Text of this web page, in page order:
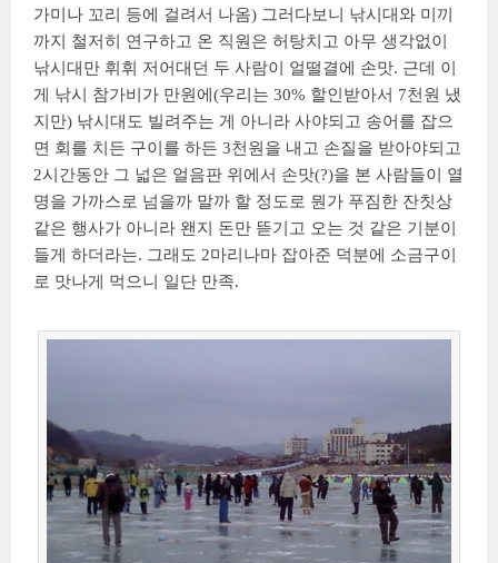
가미나 꼬리 등에 걸려서 나옴) 그러다보니 낚시대와 미끼
까지 철저히 연구하고 온 직원은 허탕치고 아무 생각없이
낚시대만 휘휘 저어대던 두 사람이 얼떨결에 손맛. 근데 이
게 낚시 참가비가 만원에(우리는 30% 할인받아서 7천원 냈
지만) 낚시대도 빌려주는 게 아니라 사야되고 송어를 잡으
면 회를 치든 구이를 하든 3천원을 내고 손질을 받아야되고
2시간동안 그 넓은 얼음판 위에서 손맛(?)을 본 사람들이 열
명을 가까스로 넘을까 말까 할 정도로 뭔가 푸짐한 잔칫상
같은 행사가 아니라 왠지 돈만 뜯기고 오는 것 같은 기분이
들게 하더라는. 그래도 2마리나마 잡아준 덕분에 소금구이
로 맛나게 먹으니 일단 만족.